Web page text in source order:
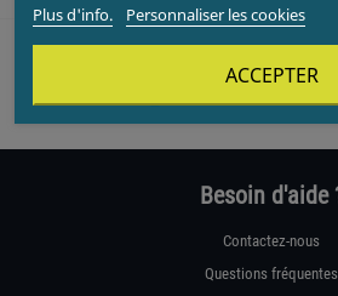
Besoin d'aide
Contactez-nous
Questions fréquentes
Plus d'info. Personnaliser les cookies
ACCEPTER